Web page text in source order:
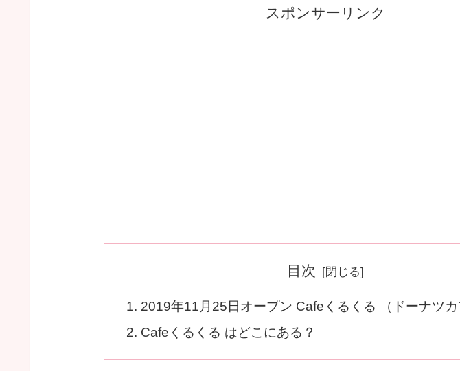
スポンサーリンク
目次
2019年11月25日オープン Cafeくるくる （ドーナツカ
Cafeくるくる はどこにある？